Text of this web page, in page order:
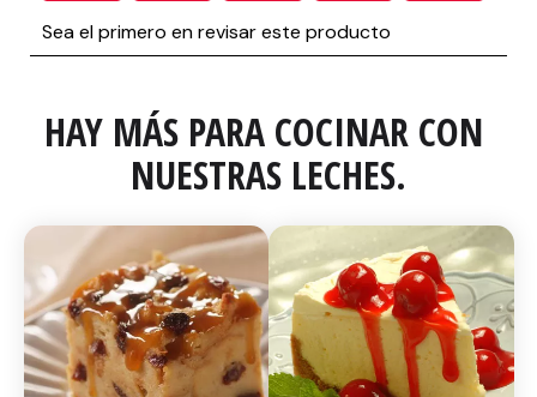
HAY MÁS PARA COCINAR CON
NUESTRAS LECHES.